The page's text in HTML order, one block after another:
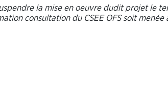
la mise en oeuvre dudit projet le
consultation du CSEE OFS soit menée